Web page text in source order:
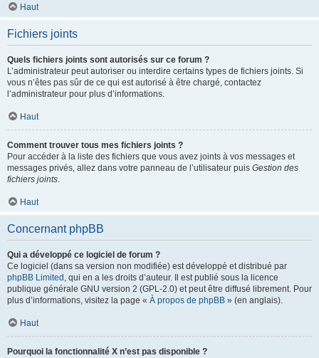
Haut
Fichiers joints
Quels fichiers joints sont autorisés sur ce forum ?
L’administrateur peut autoriser ou interdire certains types de fichiers joints. Si
vous n’êtes pas sûr de ce qui est autorisé à être chargé, contactez
l’administrateur pour plus d’informations.
Haut
Comment trouver tous mes fichiers joints ?
Pour accéder à la liste des fichiers que vous avez joints à vos messages et
messages privés, allez dans votre panneau de l’utilisateur puis Gestion des
fichiers joints.
Haut
Concernant phpBB
Qui a développé ce logiciel de forum ?
Ce logiciel (dans sa version non modifiée) est développé et distribué par
phpBB Limited , qui en a les droits d’auteur. Il est publié sous la licence
publique générale GNU version 2 (GPL-2.0) et peut être diffusé librement. Pour
plus d’informations, visitez la page « À propos de phpBB » (en anglais).
Haut
Pourquoi la fonctionnalité X n’est pas disponible ?